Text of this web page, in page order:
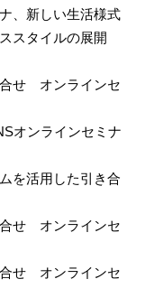
、新しい生活様式
スタイルの展開
せ オンラインセ
オンラインセミナ
を活用した引き合
せ オンラインセ
せ オンラインセ